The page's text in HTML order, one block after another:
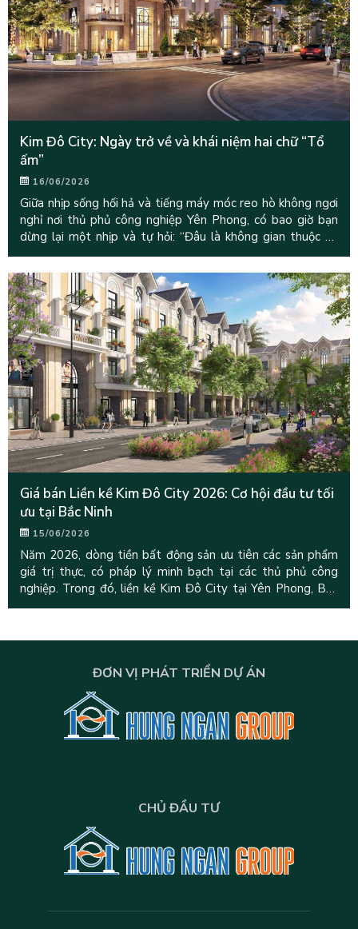
Kim Đô City: Ngày trở về và khái niệm hai chữ “Tổ
ấm”
16/06/2026
Giữa nhịp sống hối hả và tiếng máy móc reo hò không ngơi
nghỉ nơi thủ phủ công nghiệp Yên Phong, có bao giờ bạn
dừng lại một nhịp và tự hỏi: “Đâu là không gian thuộc về
chính mình
Giá bán Liền kề Kim Đô City 2026: Cơ hội đầu tư tối
ưu tại Bắc Ninh
15/06/2026
Năm 2026, dòng tiền bất động sản ưu tiên các sản phẩm
giá trị thực, có pháp lý minh bạch tại các thủ phủ công
nghiệp. Trong đó, liền kề Kim Đô City tại Yên Phong, Bắc
Ninh do Hưng
ĐƠN VỊ PHÁT TRIỂN DỰ ÁN
CHỦ ĐẦU TƯ